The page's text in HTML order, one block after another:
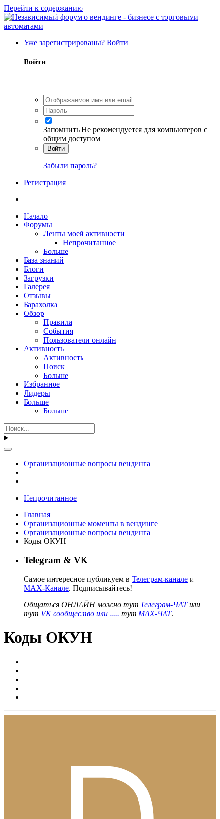
Перейти к содержанию
Уже зарегистрированы? Войти
Войти
Запомнить Не рекомендуется для компьютеров с
общим доступом
Войти
Забыли пароль?
Регистрация
Начало
Форумы
Ленты моей активности
Непрочитанное
Больше
База знаний
Блоги
Загрузки
Галерея
Отзывы
Барахолка
Обзор
Правила
События
Пользователи онлайн
Активность
Активность
Поиск
Больше
Избранное
Лидеры
Больше
Больше
Организационные вопросы вендинга
Непрочитанное
Главная
Организационные моменты в вендинге
Организационные вопросы вендинга
Коды ОКУН
Telegram & VK
Самое интересное публикуем в Телеграм-канале и
MAX-Канале. Подписывайтесь!
Общаться ОНЛАЙН можно тут Телеграм-ЧАТили
тут VK сообщество или ..... тут MAX-ЧАТ.
Коды ОКУН